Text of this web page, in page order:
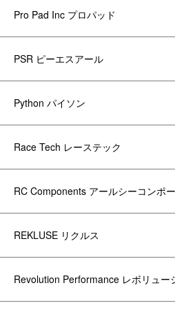
Pro Pad Inc プロパッド
PSR ピーエスアール
Python パイソン
Race Tech レーステック
RC Components アールシーコンポ
REKLUSE リクルス
Revolution Performance レボリュー